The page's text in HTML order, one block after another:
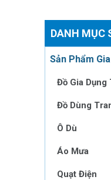
DANH MỤC
Sản Phẩm
Đồ Gia Dụng
Đồ Dùng
Ô Dù
Áo Mưa
Quạt Điện